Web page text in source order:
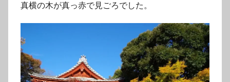
真横の木が真っ赤で見ごろでした。